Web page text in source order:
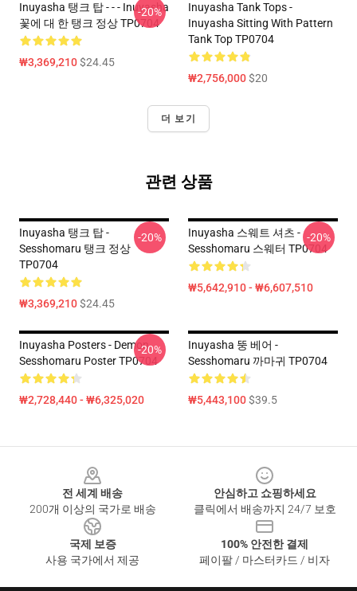
Inuyasha 탱크 탑 - - - Inuyasha
꽃에 대 한 탱크 정상 TP0704
₩3,369,210$24.45
-20%
Inuyasha Tank Tops -
Inuyasha Sitting With Pattern
Tank Top TP0704
₩2,756,000$20
더 보기
관련 상품
Inuyasha 탱크 탑 -
Sesshomaru 탱크 정상
TP0704
₩3,369,210$24.45
-20%
Inuyasha 스웨트 셔츠 -
Sesshomaru 스웨터 TP0704
₩5,642,910 - ₩6,607,510
-20%
Inuyasha Posters - Demon
Sesshomaru Poster TP0704
₩2,728,440 - ₩6,325,020
-20%
Inuyasha 뚱 베어 -
Sesshomaru 까마귀 TP0704
₩5,443,100$39.5
전 세계 배송
200개 이상의 국가로 배송
안심하고 쇼핑하세요
클릭에서 배송까지 24/7 보호
국제 보증
사용 국가에서 제공
100% 안전한 결제
페이팔 / 마스터카드 / 비자